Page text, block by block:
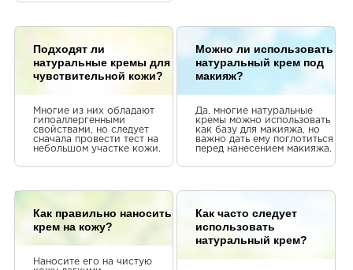
Про товар
Дуже зручна упаковка та
використовую двічі на день.
Марина Оголь
мені підійшло
Шкіра після нанесення
живиться та ароматна.
Світлана Люта
Подобається
Вони чудово пахнуть, майже на
Подходят ли
натуральные кремы для
чувствительной кожи?
Многие из них обладают
гипоаллергенными
свойствами, но следует
сначала провести тест на
небольшом участке кожи.
Можно ли использовать
натуральный крем под
макияж?
Да, многие натуральные
кремы можно использовать
как базу для макияжа, но
важно дать ему поглотиться
перед нанесением макияжа.
Как правильно наносить
крем на кожу?
Наносите его на чистую
Как часто следует
использовать
натуральный крем?